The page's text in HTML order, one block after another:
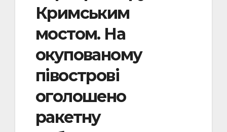
Кримським
мостом. На
окупованому
півострові
оголошено
ракетну